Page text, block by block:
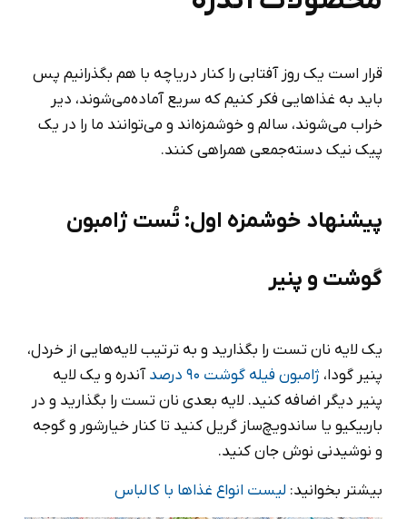
قرار است یک روز آفتابی را کنار دریاچه با هم بگذرانیم پس
باید به غذاهایی فکر کنیم که سریع آماده‌می‌شوند، دیر
خراب می‌شوند، سالم و خوشمزه‌اند و می‌توانند ما را در یک
پیک نیک دسته‌جمعی همراهی کنند.
پیشنهاد خوشمزه اول: تُست ژامبون
گوشت و پنیر
یک لایه نان تست را بگذارید و به ترتیب لایه‌هایی از خردل،
پنیر گودا، ژامبون فیله گوشت 90 درصد
آندره و یک لایه
پنیر دیگر اضافه کنید. لایه بعدی نان تست را بگذارید و در
باربیکیو یا ساندویچ‌ساز گریل کنید تا کنار خیارشور و گوجه
و نوشیدنی نوش جان کنید.
بیشتر بخوانید: لیست انواع غذاها با کالباس